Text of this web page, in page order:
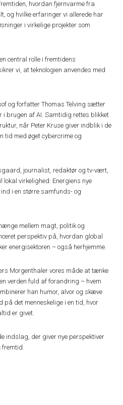
hvordan fjernvarme fra
og hvilke erfaringer vi allerede har
i virkelige projekter som
central rolle i fremtidens
vi, at teknologien anvendes med
og forfatter Thomas Telving sætter
i brugen af AI. Samtidig rettes blikket
når Peter Kruse giver indblik i de
tid med øget cybercrime og
journalist, redaktør og tv-vært,
virkelighed: Energiens nye
i en større samfunds- og
mellem magt, politik og
perspektiv på, hvordan global
energisektoren – også herhjemme.
Morgenthaler vores måde at tænke
verden fuld af forandring – hvem
han humor, alvor og skæve
det menneskelige i en tid, hvor
er givet.
indslag, der giver nye perspektiver